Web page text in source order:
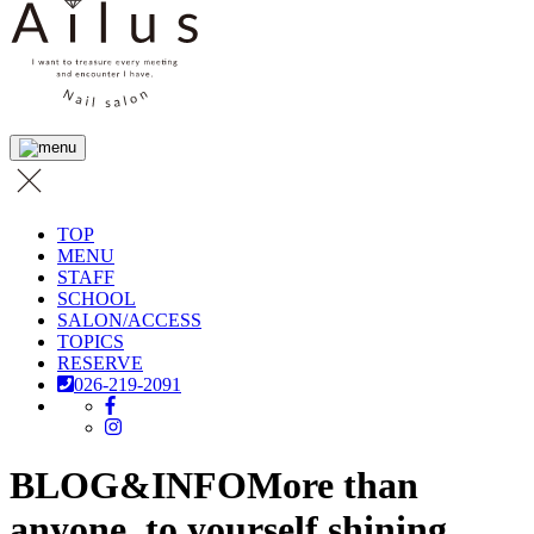
TOP
MENU
STAFF
SCHOOL
SALON/ACCESS
TOPICS
RESERVE
026-219-2091
BLOG&INFOMore than